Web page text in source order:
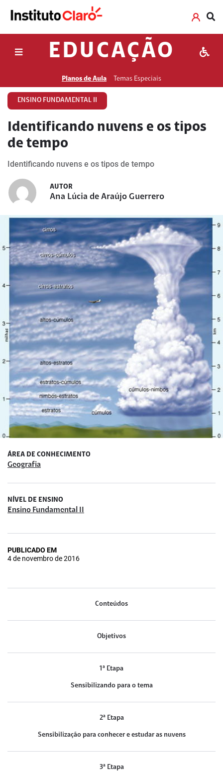
EDUCAÇÃO
Planos de Aula Temas Especiais
ENSINO FUNDAMENTAL II
Identificando nuvens e os tipos
de tempo
Identificando nuvens e os tipos de tempo
AUTOR
Ana Lúcia de Araújo Guerrero
ÁREA DE CONHECIMENTO
Geografia
NÍVEL DE ENSINO
Ensino Fundamental II
PUBLICADO EM
4 de novembro de 2016
Conteúdos
Objetivos
1ª Etapa
Sensibilizando para o tema
2ª Etapa
Sensibilização para conhecer e estudar as nuvens
3ª Etapa